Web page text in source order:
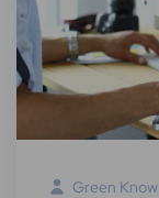
Green Know